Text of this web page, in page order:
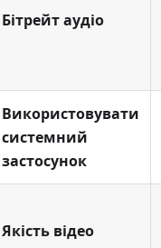
Бітрейт аудіо
Використовувати
системний
застосунок
Якість відео